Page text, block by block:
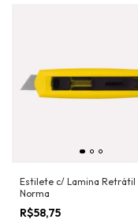
Estilete c/ Lamina Retrátil
Norma
R$58,75